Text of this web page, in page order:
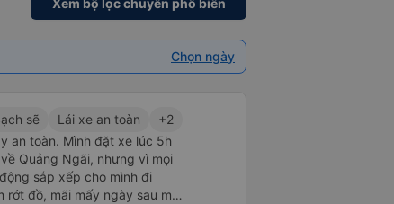
Xem bộ lọc chuyến phổ biến
Chọn ngày
sẽ Lái xe an toàn
+2
an toàn. Mình đặt xe lúc 5h
Quảng Ngãi, nhưng vì mọi
sắp xếp cho mình đi
rớt đồ, mãi mấy ngày sau mới